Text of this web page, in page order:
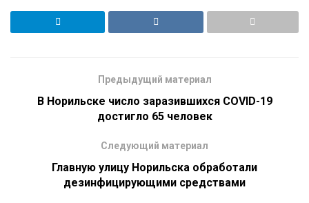
Предыдущий материал
В Норильске число заразившихся COVID-19
достигло 65 человек
Следующий материал
Главную улицу Норильска обработали
дезинфицирующими средствами